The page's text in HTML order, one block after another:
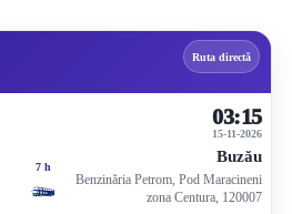
Ruta directă
7 h
15-11-2026
03:15
Buzău
Benzinăria Petrom, Pod Maracineni
zona Centura, 120007